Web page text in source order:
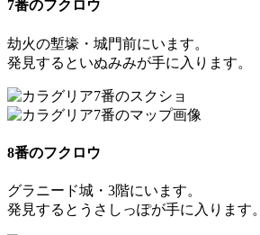
7番のフクロウ
劫火の塹壕・城門前にいます。
発見すると いぬみみが手に入ります。
8番のフクロウ
グラニード城・3階にいます。
発見すると うさしっぽが手に入ります。